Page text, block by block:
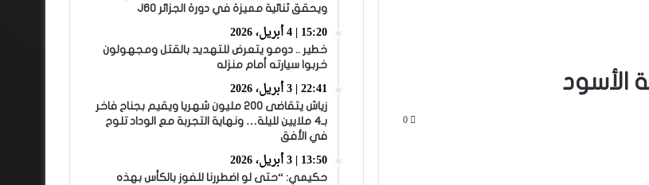
الأسود
0
ويحقق ثنائية مميزة في دورة الجزائر J60
15:20 | 4 أبريل، 2026
خطير .. دومو يتعرض للتهديد بالقتل ومجهولون
خربوا سيارته أمام منزله
22:41 | 3 أبريل، 2026
زياش يتقاضى 200 مليون شهريا ويقيم بجناح فاخر
بـ4 ملايين لليلة… ونهاية التجربة مع الوداد تلوح
في الأفق
13:50 | 3 أبريل، 2026
حكيمي: “حتى لو اضطررنا للفوز بالكأس بهذه